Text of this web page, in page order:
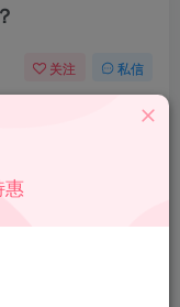
关注 私信
流，请勿用于商业
我们删除！
惠